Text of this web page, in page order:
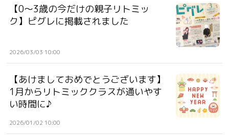
【0〜3歳の今だけの親子リトミッ
ク】ピグレに掲載されました
2026/03/03 10:00
【あけましておめでとうございます】
1月からリトミッククラスが通いやす
い時間に♪︎
2026/01/02 10:00